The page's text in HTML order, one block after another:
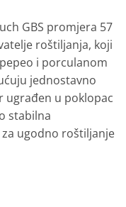
GBS promjera 57
roštiljanja, koji
i porculanom
jednostavno
ugrađen u poklopac
stabilna
ugodno roštiljanje